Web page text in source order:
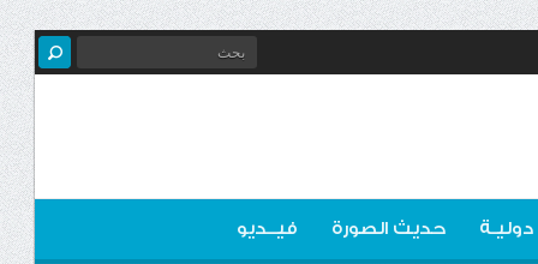
دوليـة حديث الصورة فيــديو